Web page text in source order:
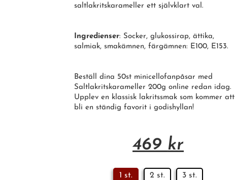
saltlakritskarameller ett självklart val.
Ingredienser: Socker, glukossirap, ättika,
salmiak, smakämnen, färgämnen: E100, E153.
Beställ dina 50st minicellofanpåsar med
Saltlakritskarameller 200g online redan idag.
Upplev en klassisk lakritssmak som kommer att
bli en ständig favorit i godishyllan!
469 kr
1 st. 2 st. 3 st.